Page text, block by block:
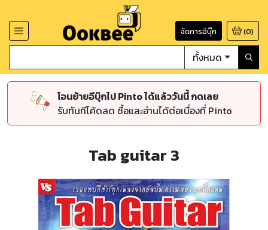
จัดการอีบุ๊ก (0)
ทั้งหมด
โอนย้ายอีบุ๊กไป Pinto ได้แล้ววันนี้ กดเลย
รับทันทีโค้ดลด ซื้อและอ่านได้ต่อเนื่องที่ Pinto
Tab guitar 3